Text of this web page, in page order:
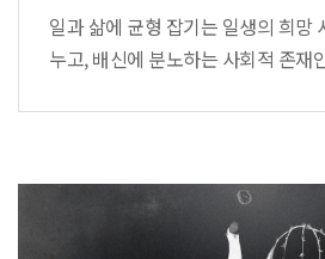
일과 삶에 균형 잡기는 일생의 희망
누고, 배신에 분노하는 사회적 존재